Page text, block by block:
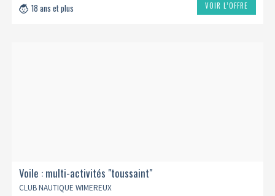
18 ans et plus
VOIR L’OFFRE
Voile : multi-activités "toussaint"
CLUB NAUTIQUE WIMEREUX